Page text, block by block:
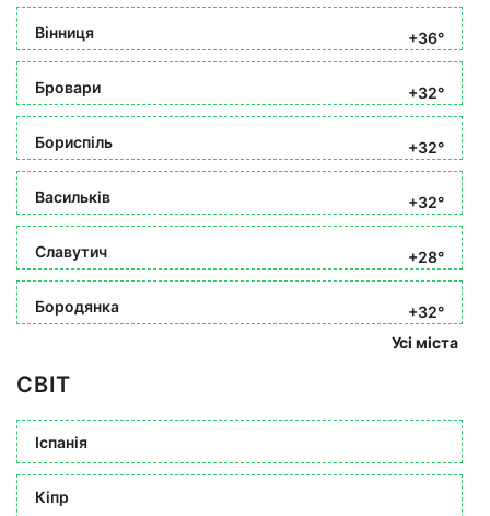
Вінниця +36°
Бровари +32°
Бориспіль +32°
Васильків +32°
Славутич +28°
Бородянка
+32°
Усі міста
СВІТ
Іспанія
Кіпр